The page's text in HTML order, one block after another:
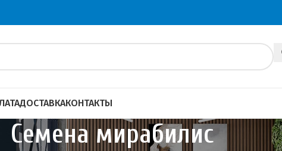
ДОСТАВКАКОНТАКТЫ
Семена мирабилис